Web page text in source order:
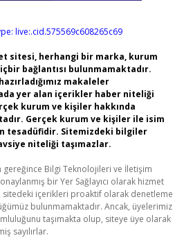
live:.cid.575569c608265c69
sitesi, herhangi bir marka, kurum
bağlantısı bulunmamaktadır.
makaleler
yer alan içerikler haber niteliği
kurum ve kişiler hakkında
Gerçek kurum ve kişiler ile isim
tesadüfidir. Sitemizdeki bilgiler
niteliği taşımazlar.
gereğince Bilgi Teknolojileri ve İletişim
bir Yer Sağlayıcı olarak hizmet
içerikleri proaktif olarak denetleme
bulunmamaktadır. Ancak, üyelerimiz
taşımakta olup, siteye üye olarak
sayılırlar.